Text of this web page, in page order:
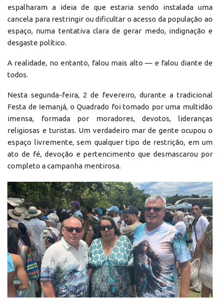
espalharam a ideia de que estaria sendo instalada uma
cancela para restringir ou dificultar o acesso da população ao
espaço, numa tentativa clara de gerar medo, indignação e
desgaste político.
A realidade, no entanto, falou mais alto — e falou diante de
todos.
Nesta segunda-feira, 2 de fevereiro, durante a tradicional
Festa de Iemanjá, o Quadrado foi tomado por uma multidão
imensa, formada por moradores, devotos, lideranças
religiosas e turistas. Um verdadeiro mar de gente ocupou o
espaço livremente, sem qualquer tipo de restrição, em um
ato de fé, devoção e pertencimento que desmascarou por
completo a campanha mentirosa.